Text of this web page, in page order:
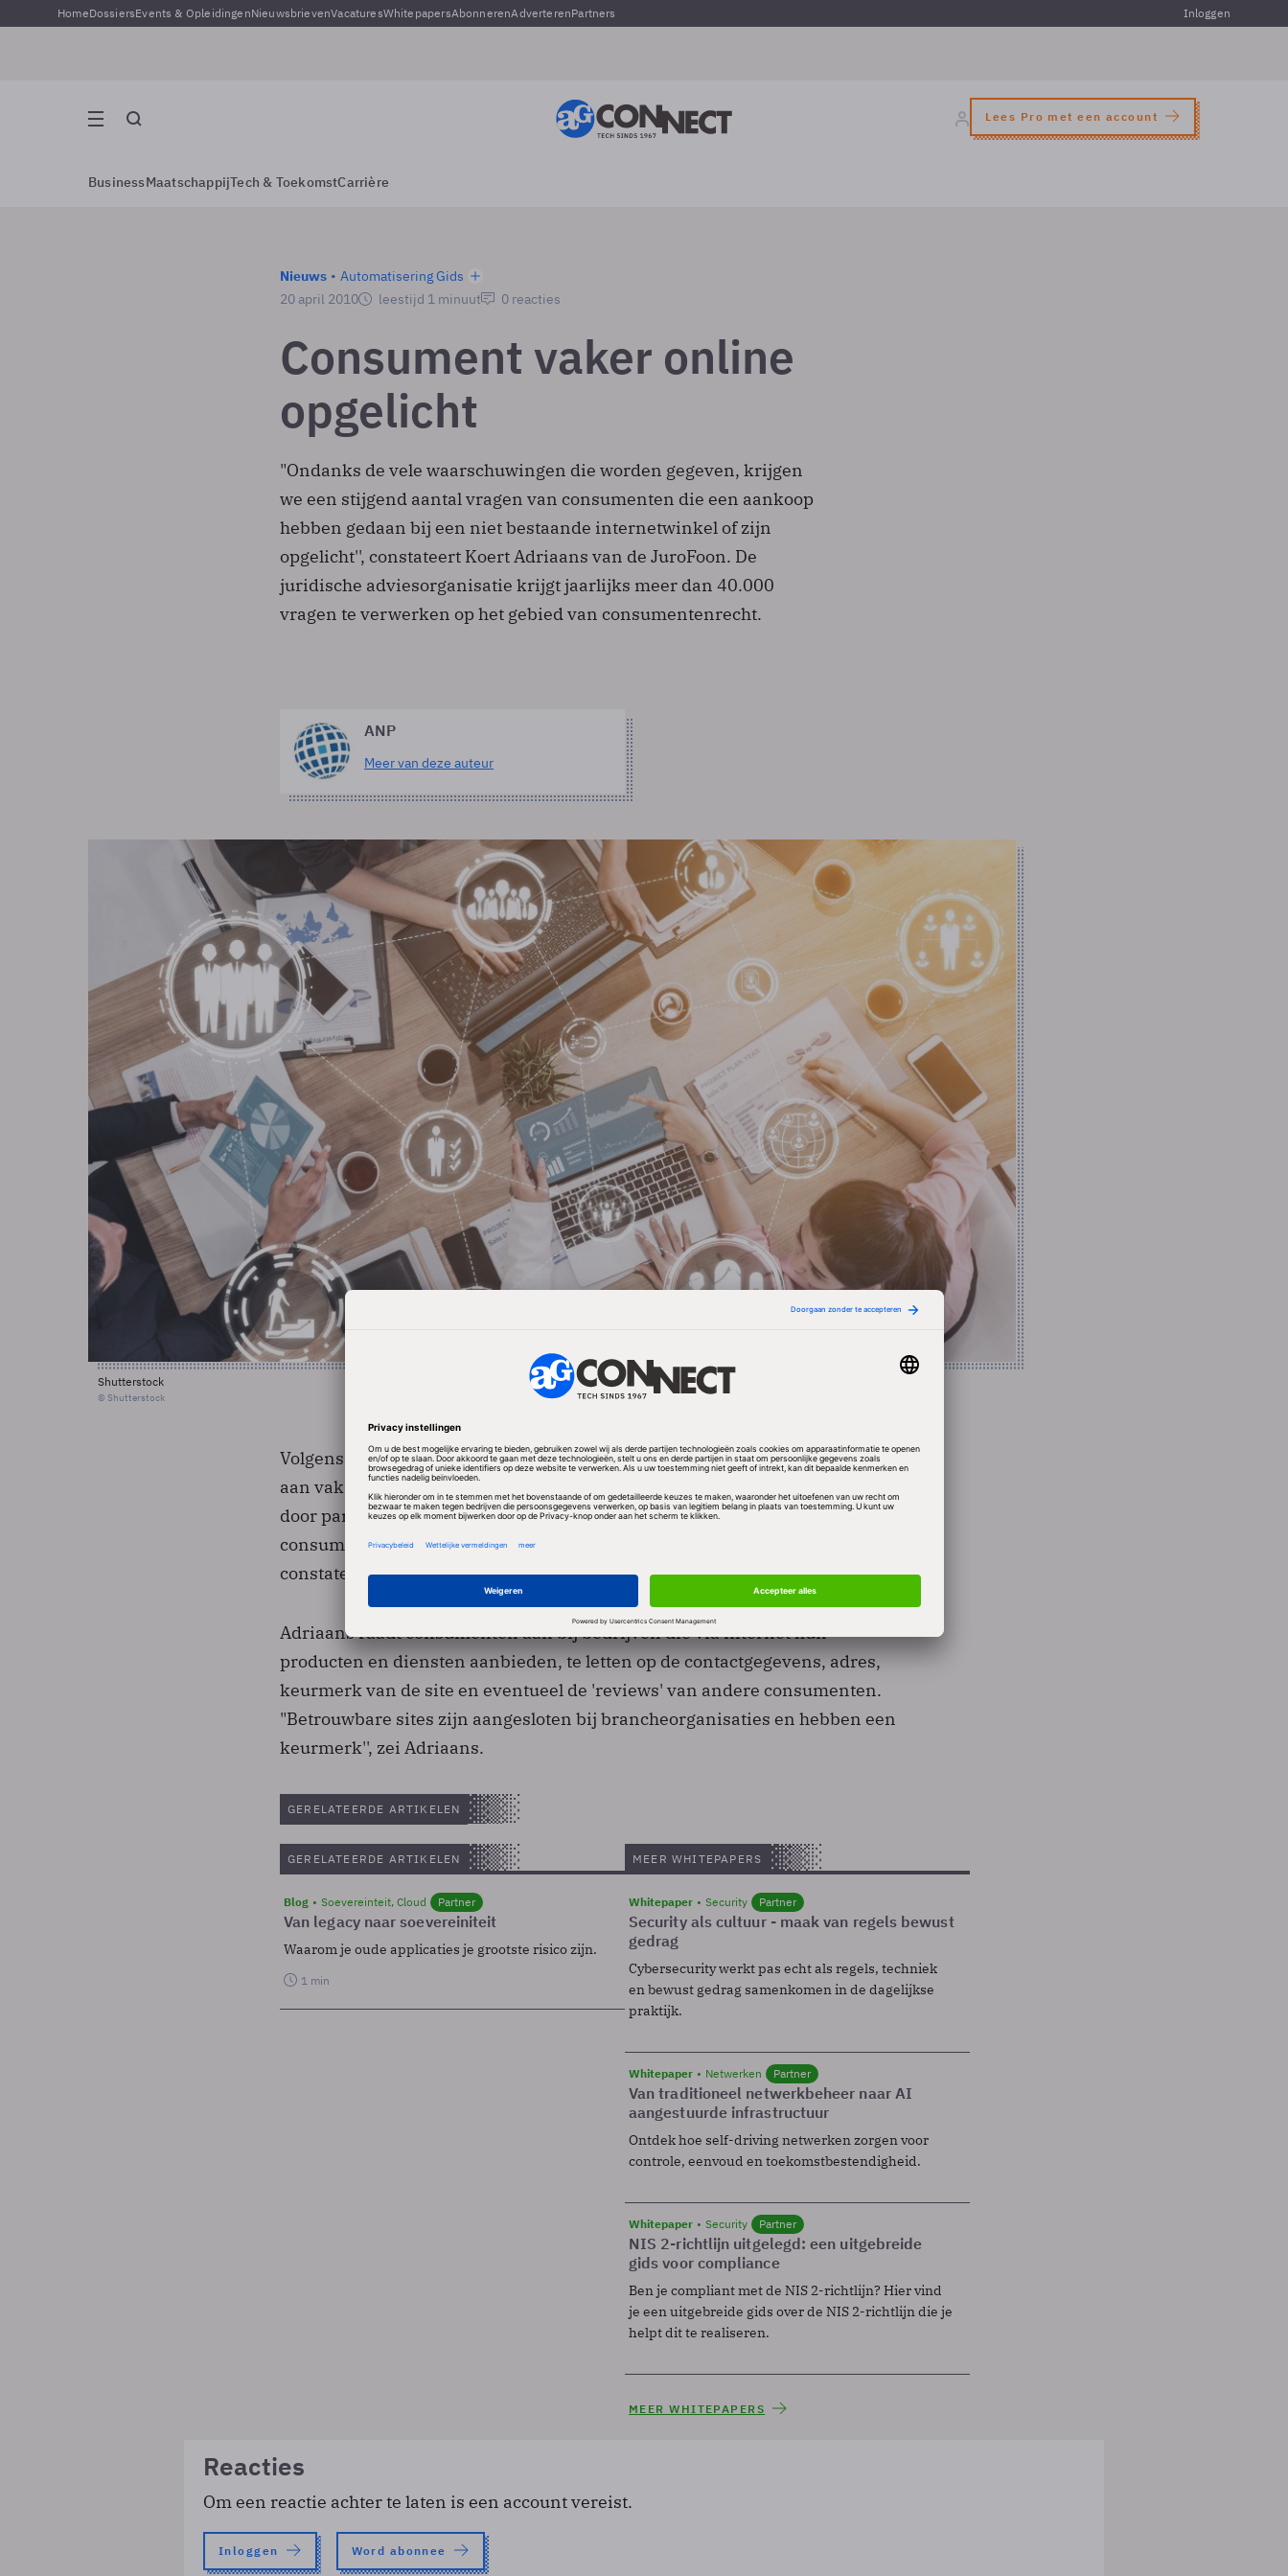
HomeDossiersEvents & OpleidingenNieuwsbrievenVacaturesWhitepapersAbonnerenAdverterenPartners Inloggen
Lees Pro met een account
BusinessMaatschappijTech & ToekomstCarrière
Nieuws
Automatisering Gids
20 april 2010
leestijd 1 minuut 0 reacties
Consument vaker online
opgelicht
"Ondanks de vele waarschuwingen die worden gegeven, krijgen
we een stijgend aantal vragen van consumenten die een aankoop
hebben gedaan bij een niet bestaande internetwinkel of zijn
opgelicht'', constateert Koert Adriaans van de JuroFoon. De
juridische adviesorganisatie krijgt jaarlijks meer dan 40.000
vragen te verwerken op het gebied van consumentenrecht.
ANP
Meer van deze auteur
Shutterstock
© Shutterstock
Volgens de JuroFoon geven consumenten via internet vooral meer geld uit
aan vakanties en elektronica. Ook zijn er steeds meer onderlinge transacties
door particuliere verkoop van tweedehands producten. Het
consumentenvertrouwen neemt toe, maar daarmee ook het aantal geschillen,
constateert de juridisch dienstverlener.
Adriaans raadt consumenten aan bij bedrijven die via internet hun
producten en diensten aanbieden, te letten op de contactgegevens, adres,
keurmerk van de site en eventueel de 'reviews' van andere consumenten.
"Betrouwbare sites zijn aangesloten bij brancheorganisaties en hebben een
keurmerk'', zei Adriaans.
GERELATEERDE ARTIKELEN
GERELATEERDE ARTIKELEN
Blog Soevereinteit, Cloud Partner
Van legacy naar soevereiniteit
Waarom je oude applicaties je grootste risico zijn.
1 min
MEER WHITEPAPERS
Whitepaper Security Partner
Security als cultuur - maak van regels bewust
gedrag
Cybersecurity werkt pas echt als regels, techniek
en bewust gedrag samenkomen in de dagelijkse
praktijk.
Whitepaper Netwerken Partner
Van traditioneel netwerkbeheer naar AI
aangestuurde infrastructuur
Ontdek hoe self-driving netwerken zorgen voor
controle, eenvoud en toekomstbestendigheid.
Whitepaper Security Partner
NIS 2-richtlijn uitgelegd: een uitgebreide
gids voor compliance
Ben je compliant met de NIS 2-richtlijn? Hier vind
je een uitgebreide gids over de NIS 2-richtlijn die je
helpt dit te realiseren.
MEER WHITEPAPERS
Reacties
Om een reactie achter te laten is een account vereist.
Inloggen Word abonnee